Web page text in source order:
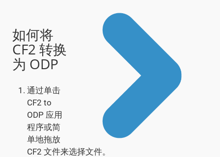
如何将
CF2 转换
为 ODP
通过单击
CF2 to
ODP 应用
程序或简
单地拖放
CF2 文件来选择文件。